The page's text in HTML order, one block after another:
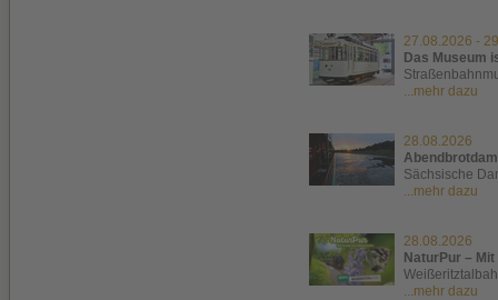
27.08.2026 -
Das Museum
...mehr dazu
28.08.2026
Sächsische
...mehr dazu
28.08.2026
NaturPur –
...mehr dazu